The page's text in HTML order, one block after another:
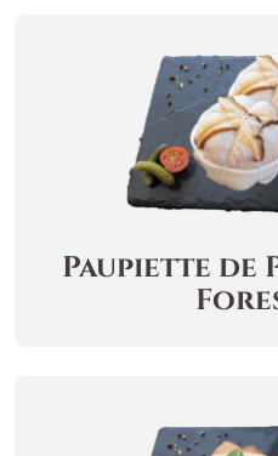
Paupiette